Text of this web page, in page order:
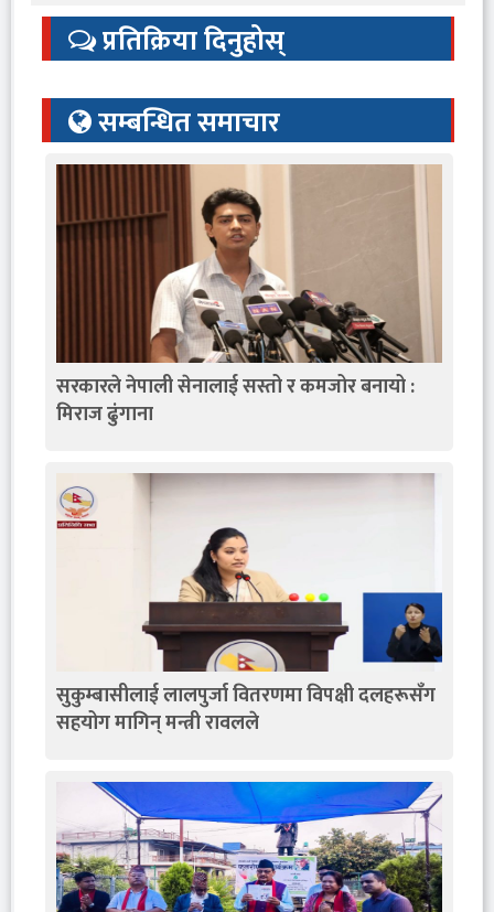
प्रतिक्रिया दिनुहोस्
सम्बन्धित समाचार
सरकारले नेपाली सेनालाई सस्तो र कमजोर बनायो :
मिराज ढुंगाना
सुकुम्बासीलाई लालपुर्जा वितरणमा विपक्षी दलहरूसँग
सहयोग मागिन् मन्त्री रावलले